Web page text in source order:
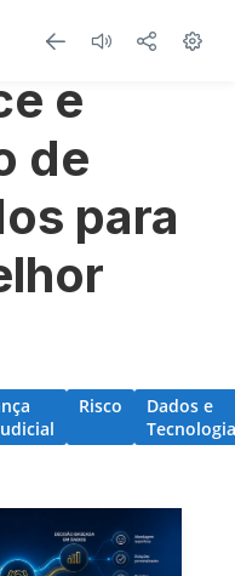
e
de
para
Risco
Dados e
Tecnologia